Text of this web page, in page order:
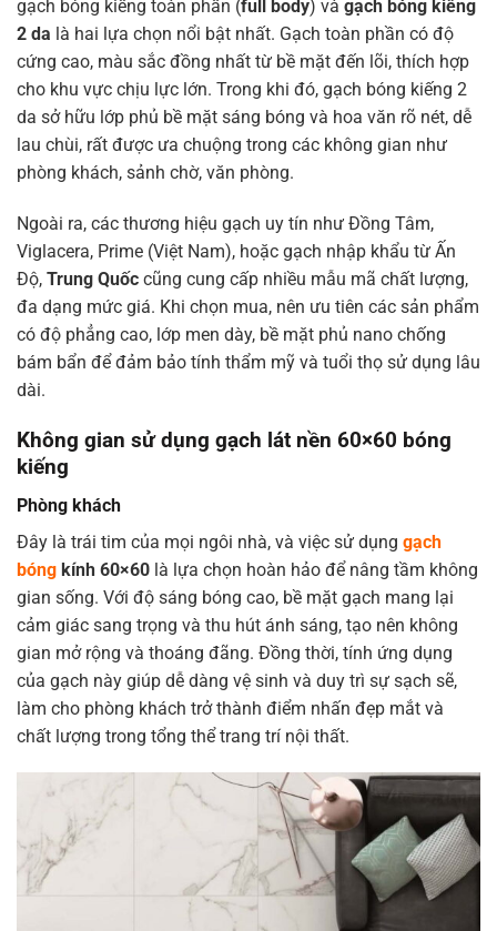
gạch bóng kiếng toàn phần (full body) và gạch bóng kiếng
2 da là hai lựa chọn nổi bật nhất. Gạch toàn phần có độ
cứng cao, màu sắc đồng nhất từ bề mặt đến lõi, thích hợp
cho khu vực chịu lực lớn. Trong khi đó, gạch bóng kiếng 2
da sở hữu lớp phủ bề mặt sáng bóng và hoa văn rõ nét, dễ
lau chùi, rất được ưa chuộng trong các không gian như
phòng khách, sảnh chờ, văn phòng.
Ngoài ra, các thương hiệu gạch uy tín như Đồng Tâm,
Viglacera, Prime (Việt Nam), hoặc gạch nhập khẩu từ Ấn
Độ, Trung Quốc cũng cung cấp nhiều mẫu mã chất lượng,
đa dạng mức giá. Khi chọn mua, nên ưu tiên các sản phẩm
có độ phẳng cao, lớp men dày, bề mặt phủ nano chống
bám bẩn để đảm bảo tính thẩm mỹ và tuổi thọ sử dụng lâu
dài.
Không gian sử dụng gạch lát nền 60×60 bóng
kiếng
Phòng khách
Đây là trái tim của mọi ngôi nhà, và việc sử dụng gạch
bóng kính 60×60 là lựa chọn hoàn hảo để nâng tầm không
gian sống. Với độ sáng bóng cao, bề mặt gạch mang lại
cảm giác sang trọng và thu hút ánh sáng, tạo nên không
gian mở rộng và thoáng đãng. Đồng thời, tính ứng dụng
của gạch này giúp dễ dàng vệ sinh và duy trì sự sạch sẽ,
làm cho phòng khách trở thành điểm nhấn đẹp mắt và
chất lượng trong tổng thể trang trí nội thất.